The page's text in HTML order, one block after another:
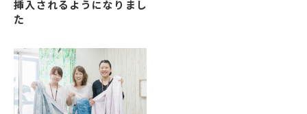
挿入されるようになりまし
た